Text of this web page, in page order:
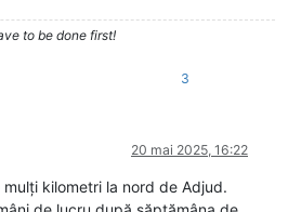
to be done first!
3
20 mai 2025, 16:22
kilometri la nord de Adjud.